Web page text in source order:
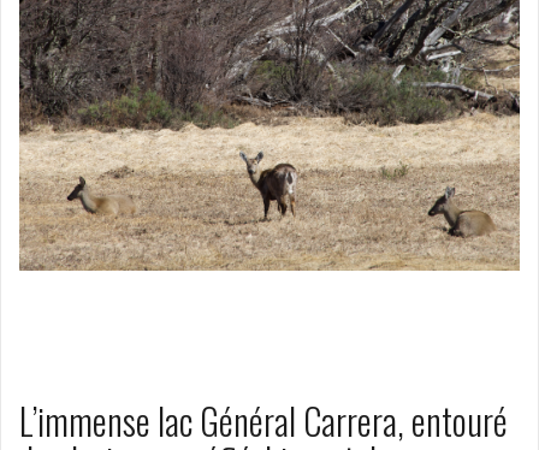
L’immense lac Général Carrera, entouré